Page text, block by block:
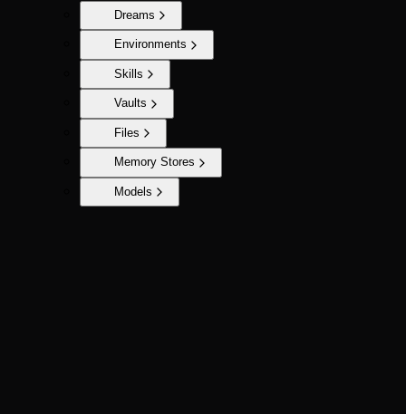
Dreams
Environments
Skills
Vaults
Files
Memory Stores
Models